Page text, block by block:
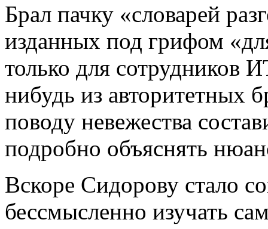
Брал пачку «словарей
изданных под грифом
только для сотрудников
нибудь из авторитетных
поводу невежества
подробно объяснять
Вскоре Сидорову стало
бессмысленно изучать